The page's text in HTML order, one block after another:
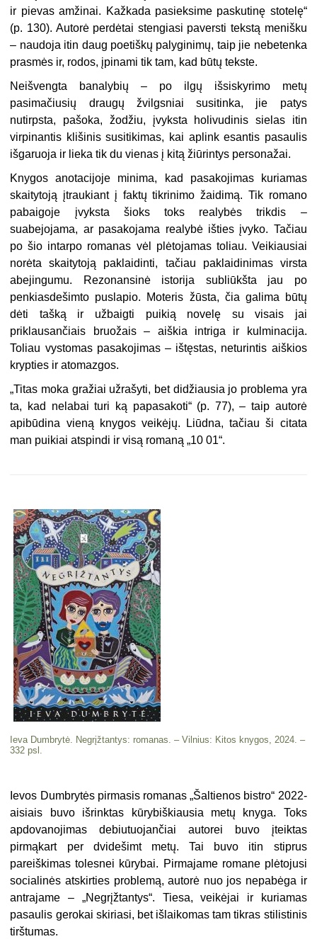
ir pievas amžinai. Kažkada pasieksime paskutinę stotelę“
(p. 130). Autorė perdėtai stengiasi paversti tekstą menišku
– naudoja itin daug poetiškų palyginimų, taip jie nebetenka
prasmės ir, rodos, įpinami tik tam, kad būtų tekste.
Neišvengta banalybių – po ilgų išsiskyrimo metų
pasimačiusių draugų žvilgsniai susitinka, jie patys
nutirpsta, pašoka, žodžiu, įvyksta holivudinis sielas itin
virpinantis klišinis susitikimas, kai aplink esantis pasaulis
išgaruoja ir lieka tik du vienas į kitą žiūrintys personažai.
Knygos anotacijoje minima, kad pasakojimas kuriamas
skaitytoją įtraukiant į faktų tikrinimo žaidimą. Tik romano
pabaigoje įvyksta šioks toks realybės trikdis –
suabejojama, ar pasakojama realybė išties įvyko. Tačiau
po šio intarpo romanas vėl plėtojamas toliau. Veikiausiai
norėta skaitytoją paklaidinti, tačiau paklaidinimas virsta
abejingumu. Rezonansinė istorija subliūkšta jau po
penkiasdešimto puslapio. Moteris žūsta, čia galima būtų
dėti tašką ir užbaigti puikią novelę su visais jai
priklausančiais bruožais – aiškia intriga ir kulminacija.
Toliau vystomas pasakojimas – ištęstas, neturintis aiškios
krypties ir atomazgos.
„Titas moka gražiai užrašyti, bet didžiausia jo problema yra
ta, kad nelabai turi ką papasakoti“ (p. 77), – taip autorė
apibūdina vieną knygos veikėjų. Liūdna, tačiau ši citata
man puikiai atspindi ir visą romaną „10 01“.
Ieva Dumbrytė. Negrįžtantys: romanas. – Vilnius: Kitos knygos, 2024. –
332 psl.
Ievos Dumbrytės pirmasis romanas „Šaltienos bistro“ 2022-
aisiais buvo išrinktas kūrybiškiausia metų knyga. Toks
apdovanojimas debiutuojančiai autorei buvo įteiktas
pirmąkart per dvidešimt metų. Tai buvo itin stiprus
pareiškimas tolesnei kūrybai. Pirmajame romane plėtojusi
socialinės atskirties problemą, autorė nuo jos nepabėga ir
antrajame – „Negrįžtantys“. Tiesa, veikėjai ir kuriamas
pasaulis gerokai skiriasi, bet išlaikomas tam tikras stilistinis
tirštumas.